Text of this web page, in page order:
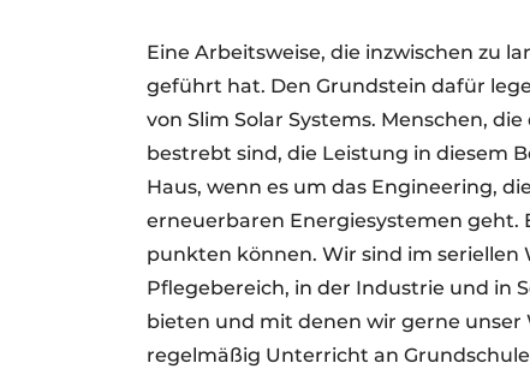
Eine Arbeitsweise, die inzwischen zu
geführt hat. Den Grundstein dafür
von Slim Solar Systems. Menschen,
bestrebt sind, die Leistung in diesem
Haus, wenn es um das Engineering,
erneuerbaren Energiesystemen geht.
punkten können. Wir sind im
Pflegebereich, in der Industrie und in
bieten und mit denen wir gerne unser
regelmäßig Unterricht an